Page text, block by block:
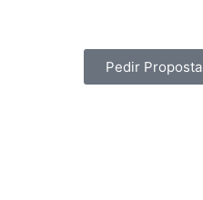
Pedir Proposta